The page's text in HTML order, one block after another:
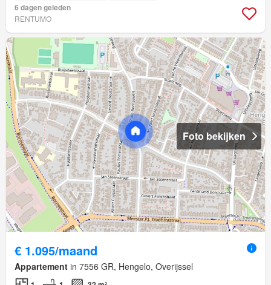
6 dagen geleden
RENTUMO
Foto bekijken
€ 1.095/maand
Appartement in 7556 GR, Hengelo, Overijssel